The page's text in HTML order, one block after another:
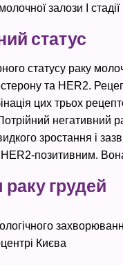
залози I
статус
статусу раку
та HER2.
цих трьох
негативний
зростання і
позитивним.
раку грудей